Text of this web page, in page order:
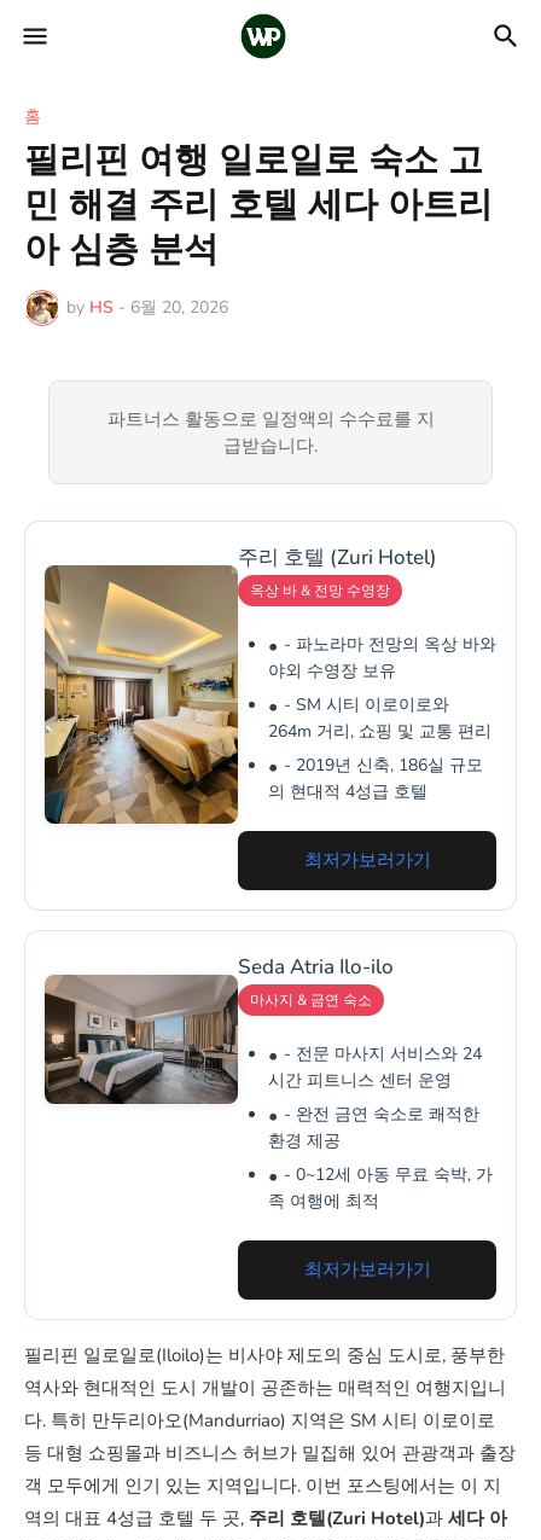
홈
필리핀 여행 일로일로 숙소 고
민 해결 주리 호텔 세다 아트리
아 심층 분석
by HS - 6월 20, 2026
파트너스 활동으로 일정액의 수수료를 지
급받습니다.
주리 호텔 (Zuri Hotel)
옥상 바 & 전망 수영장
- 파노라마 전망의 옥상 바와
야외 수영장 보유
- SM 시티 이로이로와
264m 거리, 쇼핑 및 교통 편리
- 2019년 신축, 186실 규모
의 현대적 4성급 호텔
최저가보러가기
Seda Atria Ilo-ilo
마사지 & 금연 숙소
- 전문 마사지 서비스와 24
시간 피트니스 센터 운영
- 완전 금연 숙소로 쾌적한
환경 제공
- 0~12세 아동 무료 숙박, 가
족 여행에 최적
최저가보러가기
필리핀 일로일로(Iloilo)는 비사야 제도의 중심 도시로, 풍부한
역사와 현대적인 도시 개발이 공존하는 매력적인 여행지입니
다. 특히 만두리아오(Mandurriao) 지역은 SM 시티 이로이로
등 대형 쇼핑몰과 비즈니스 허브가 밀집해 있어 관광객과 출장
객 모두에게 인기 있는 지역입니다. 이번 포스팅에서는 이 지
역의 대표 4성급 호텔 두 곳, 주리 호텔(Zuri Hotel)과 세다 아